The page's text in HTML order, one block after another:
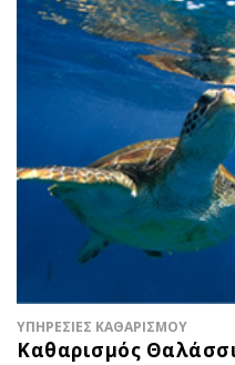
ΥΠΗΡΕΣΙΕΣ ΚΑΘΑΡΙΣΜΟΥ
Καθαρισμός